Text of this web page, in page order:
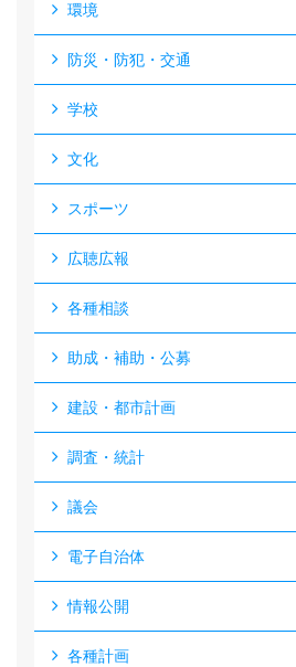
環境
防災・防犯・交通
学校
文化
スポーツ
広聴広報
各種相談
助成・補助・公募
建設・都市計画
調査・統計
議会
電子自治体
情報公開
各種計画